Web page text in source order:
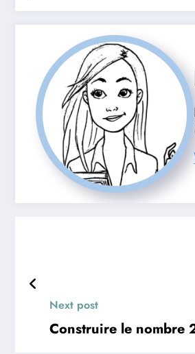
Next post
Construire le nombre